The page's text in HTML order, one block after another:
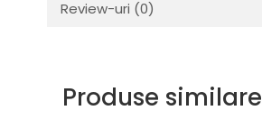
Review-uri (0)
Produse similare